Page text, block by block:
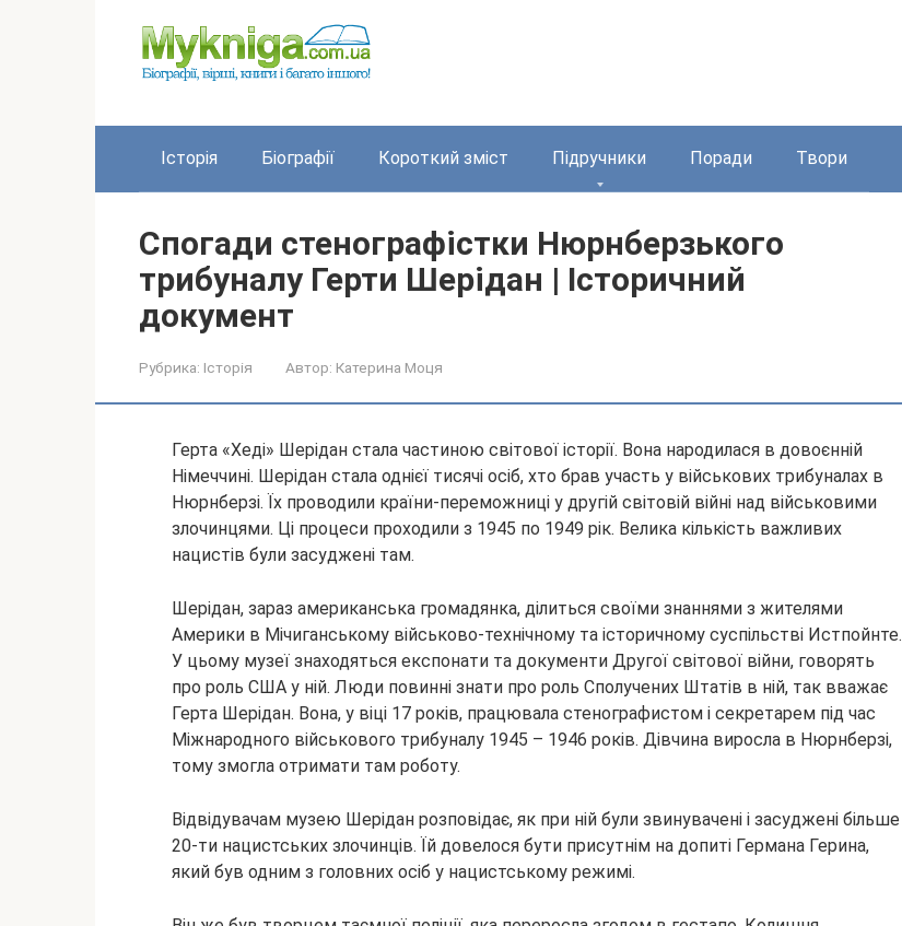
Історія Біографії Короткий зміст Підручники Поради Твори
Спогади стенографістки Нюрнберзького
трибуналу Герти Шерідан | Історичний
документ
Рубрика: Історія Автор: Катерина Моця
Герта «Хеді» Шерідан стала частиною світової історії. Вона народилася в довоєнній
Німеччині. Шерідан стала однієї тисячі осіб, хто брав участь у військових трибуналах в
Нюрнберзі. Їх проводили країни-переможниці у другій світовій війні над військовими
злочинцями. Ці процеси проходили з 1945 по 1949 рік. Велика кількість важливих
нацистів були засуджені там.
Шерідан, зараз американська громадянка, ділиться своїми знаннями з жителями
Америки в Мічиганському військово-технічному та історичному суспільстві Истпойнте.
У цьому музеї знаходяться експонати та документи Другої світової війни, говорять
про роль США у ній. Люди повинні знати про роль Сполучених Штатів в ній, так вважає
Герта Шерідан. Вона, у віці 17 років, працювала стенографистом і секретарем під час
Міжнародного військового трибуналу 1945 – 1946 років. Дівчина виросла в Нюрнберзі,
тому змогла отримати там роботу.
Відвідувачам музею Шерідан розповідає, як при ній були звинувачені і засуджені більше
20-ти нацистських злочинців. Їй довелося бути присутнім на допиті Германа Герина,
який був одним з головних осіб у нацистському режимі.